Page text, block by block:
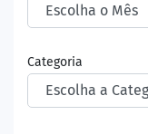
Categoria